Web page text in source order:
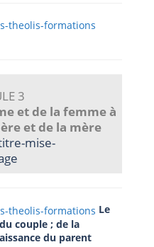
3
et de la femme à
et de la mère
Le
couple ; de la
du parent